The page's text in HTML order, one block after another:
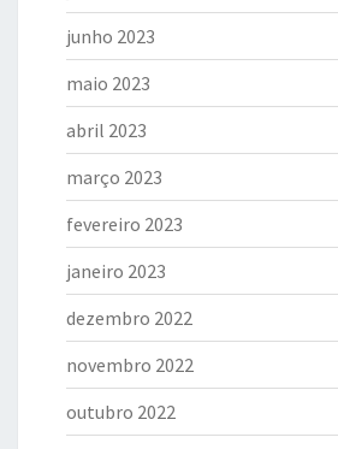
junho 2023
maio 2023
abril 2023
março 2023
fevereiro 2023
janeiro 2023
dezembro 2022
novembro 2022
outubro 2022